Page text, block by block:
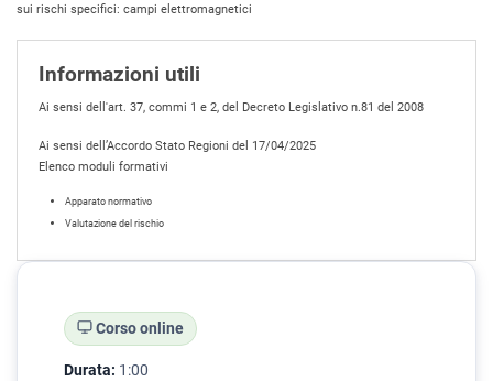
sui rischi specifici: campi elettromagnetici
Informazioni utili
Ai sensi dell'art. 37, commi 1 e 2, del Decreto Legislativo n.81 del 2008
Ai sensi dell’Accordo Stato Regioni del 17/04/2025
Elenco moduli formativi
Apparato normativo
Valutazione del rischio
Corso online
Durata: 1:00